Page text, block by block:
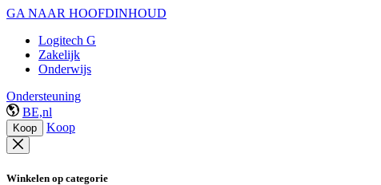
GA NAAR HOOFDINHOUD
Logitech G
Zakelijk
Onderwijs
Ondersteuning
BE,nl
Koop Koop
Winkelen op categorie